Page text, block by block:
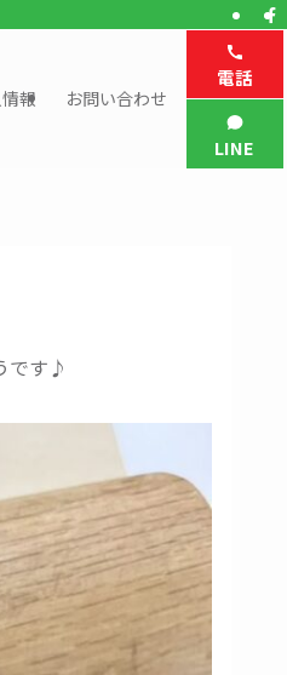
報 お問い合わせ
電話
LINE
です♪